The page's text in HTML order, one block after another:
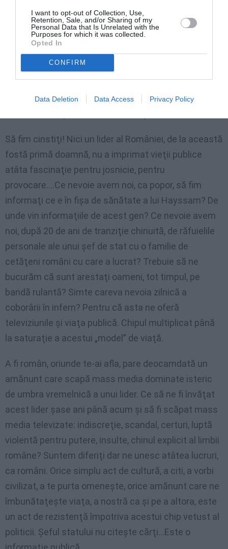
I want to opt-out of Collection, Use,
Retention, Sale, and/or Sharing of my
Personal Data that Is Unrelated with the
Purposes for which it was collected.
Opted In
CONFIRM
Data Deletion Data Access Privacy Policy
acum un „nimeni”- nu vin din Europa, oameni buni! Vin
din bolgiile trecutului, din amintirile despre Elena
Ceauşescu, o altă păstoare a neamului care se
interesa de vieţile private ale cetăţenilor. Ea se
ocupa de Violeta Andrei, preşedintele actual se
ocupă direct de botezuri, sănătatea altora şi ne dă la
Să fim cinstiţi! Nici un lider al României, de la această
fostă primă doamnă, nu a imprimat vieţii publice
atâta fascinaţie pentru josnicie, pentru
provocare….Ce nevoie avem noi, ca popor, să fim
informaţi ce e în fişa de sănătate a lui Hayssam? De
unde vin informaţiile de acest gen? Ce nevoie avem
noi, după 20 de ani de tranziţie chinuită, de răfuielile
personale ale unui şef de stat cu o familie de
cetăţeni români cu care a lucrat? Trebuie să ne
bucurăm că sunt arestaţi oameni, tot timpul, pe
bandă rulantă? Simte careva nevoia zilnică a
coborârii în infern? Pentru că asta ne oferă
televiziunile şi viaţa publică. Chipul multiplicat până
la saturaţie a acestui „model” de viaţă.
A fi român, oriunde te-ai afla, pare deocamdată un
amănunt care scapă mass media dominate isteric
de umbra vremelnică a unui lider. Ce să ne fi învăţat
acest lider şase ani până acum şi să fi scăpat mass
media televizate: indiscreţie, scandal, certuri, luptă
violentă pentru putere, insulte, chinul explicit al limbii
române? Suntem diferiţi dar ne unesc atâtea lucruri,
ca români. Orice simplu act de cultură, a citi, a vorbi
civilizat, a te purta omeneşte, orice amănunt care ne
îmbunătaţeşte viaţa, a nostră ca şi pe a altora, este
un act de rezistenţă împotriva acestui chip vetust al
politicii. Şeful statului nu citeşte cărţi…Este o